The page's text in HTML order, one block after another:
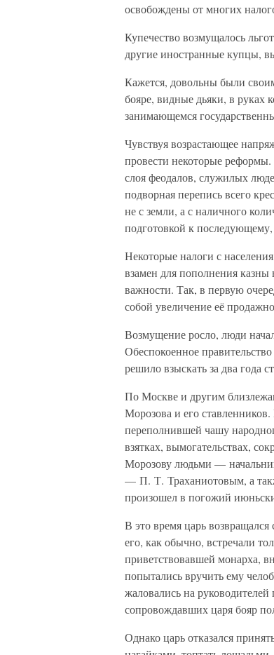
освобождены от многих
Купечество возмущалось
другие иностранные купцы,
Кажется, довольны были
бояре, видные дьяки, в руках
занимающемся
Чувствуя возрастающее
провести некоторые реформы.
слоя феодалов, служилых
подворная перепись всего
не с земли, а с наличного
подготовкой к
Некоторые налоги с
взамен для пополнения
важности. Так, в первую
собой увеличение её
Возмущение росло, люди
Обеспокоенное
решило взыскать за два года
По Москве и другим
Морозова и его ставленников.
переполнившей чашу
взятках, вымогательствах,
Морозову людьми —
— П. Т. Траханиотовым, а
произошел в погожий
В это время царь
его, как обычно, встречали
приветствовавшей монарха,
попытались вручить ему
жаловались на
сопровождавших царя бояр
Однако царь отказался